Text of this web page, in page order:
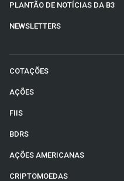
PLANTÃO DE NOTÍCIAS DA B3
NEWSLETTERS
COTAÇÕES
AÇÕES
FIIS
BDRS
AÇÕES AMERICANAS
CRIPTOMOEDAS